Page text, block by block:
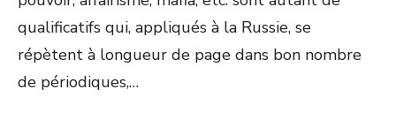
qualificatifs qui, appliqués à la Russie, se
répètent à longueur de page dans bon nombre
de périodiques,…